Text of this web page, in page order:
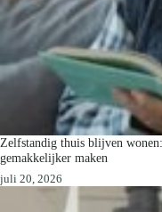
Zelfstandig thuis blijven
gemakkelijker maken
juli 20, 2026